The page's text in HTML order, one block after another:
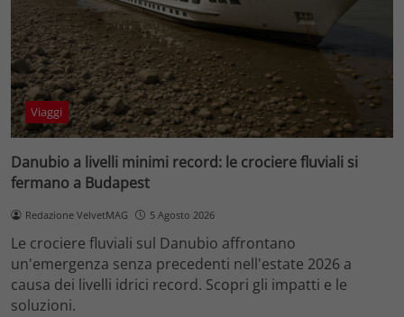
Viaggi
Danubio a livelli minimi record: le crociere fluviali si
fermano a Budapest
Redazione VelvetMAG 5 Agosto 2026
Le crociere fluviali sul Danubio affrontano
un'emergenza senza precedenti nell'estate 2026 a
causa dei livelli idrici record. Scopri gli impatti e le
soluzioni.